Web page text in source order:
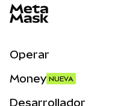
Operar
Money NUEVA
Desarrollador